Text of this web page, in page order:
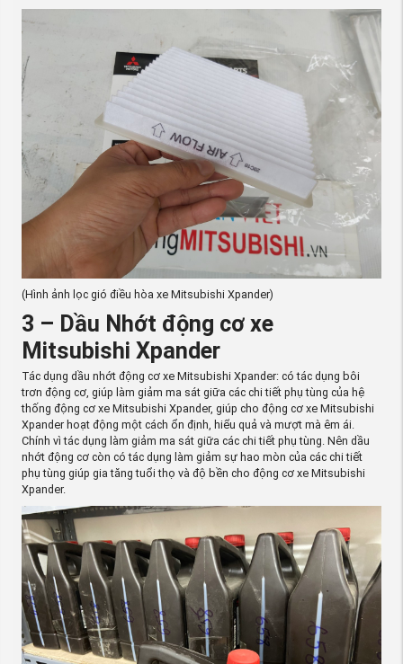
(Hình ảnh lọc gió điều hòa xe Mitsubishi Xpander)
3 – Dầu Nhớt động cơ xe
Mitsubishi Xpander
Tác dụng dầu nhớt động cơ xe Mitsubishi Xpander: có tác dụng bôi
trơn động cơ, giúp làm giảm ma sát giữa các chi tiết phụ tùng của hệ
thống động cơ xe Mitsubishi Xpander, giúp cho động cơ xe Mitsubishi
Xpander hoạt động một cách ổn định, hiểu quả và mượt mà êm ái.
Chính vì tác dụng làm giảm ma sát giữa các chi tiết phụ tùng. Nên dầu
nhớt động cơ còn có tác dụng làm giảm sự hao mòn của các chi tiết
phụ tùng giúp gia tăng tuổi thọ và độ bền cho động cơ xe Mitsubishi
Xpander.